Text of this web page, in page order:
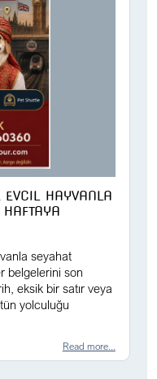
EVCIL HAYVANLA
seyahat
belgelerini son
eksik bir satır veya
yolculuğu
Read more...